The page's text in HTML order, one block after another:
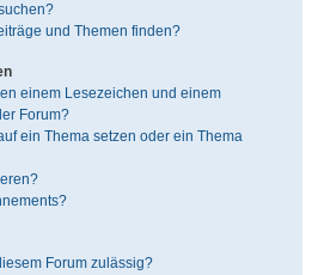
und Themen finden?
einem Lesezeichen und einem
Forum?
ein Thema setzen oder ein Thema
Forum zulässig?